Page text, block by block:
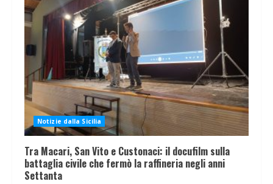
Notizie dalla Sicilia
Tra Macari, San Vito e Custonaci: il docufilm sulla
battaglia civile che fermò la raffineria negli anni
Settanta